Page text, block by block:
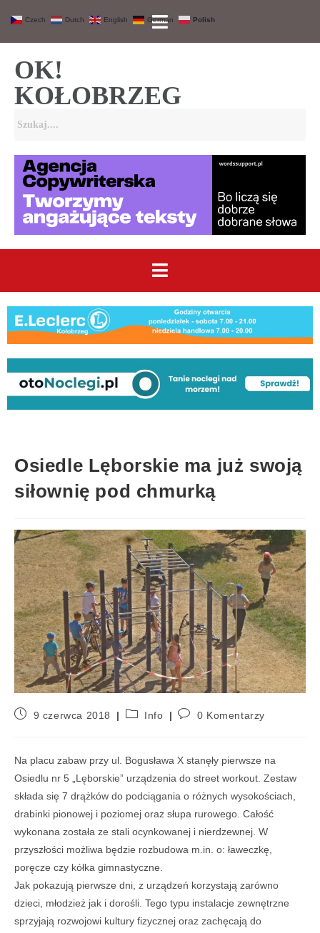
OK!
KOŁOBRZEG
Osiedle Lęborskie ma już swoją
siłownię pod chmurką
9 czerwca 2018 Info 0 Komentarzy
Na placu zabaw przy ul. Bogusława X stanęły pierwsze na
Osiedlu nr 5 „Lęborskie” urządzenia do street workout. Zestaw
składa się 7 drążków do podciągania o różnych wysokościach,
drabinki pionowej i poziomej oraz słupa rurowego. Całość
wykonana została ze stali ocynkowanej i nierdzewnej. W
przyszłości możliwa będzie rozbudowa m.in. o: ławeczkę,
poręcze czy kółka gimnastyczne.
Jak pokazują pierwsze dni, z urządzeń korzystają zarówno
dzieci, młodzież jak i dorośli. Tego typu instalacje zewnętrzne
sprzyjają rozwojowi kultury fizycznej oraz zachęcają do
Czech Dutch English German Polish